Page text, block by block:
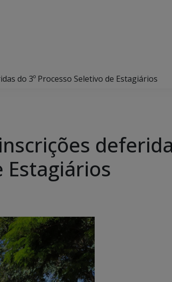
do 3º Processo Seletivo de Estagiários
Estagiários